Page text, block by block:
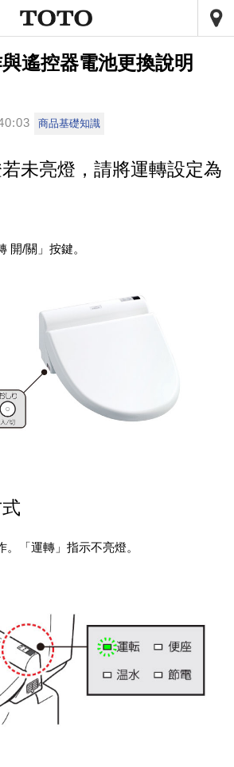
遙控器電池更換說明
商品基礎知識
未亮燈，請將運轉設定為
開/關」按鍵。
「運轉」指示不亮燈。